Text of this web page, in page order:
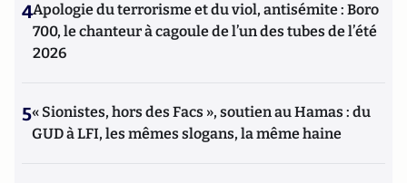
4Apologie du terrorisme et du viol, antisémite : Boro
700, le chanteur à cagoule de l’un des tubes de l’été
2026
5« Sionistes, hors des Facs », soutien au Hamas : du
GUD à LFI, les mêmes slogans, la même haine